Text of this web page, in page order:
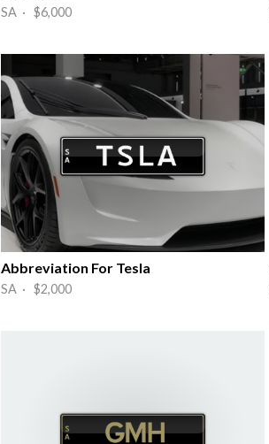
SA · $6,000
Abbreviation For Tesla
SA · $2,000